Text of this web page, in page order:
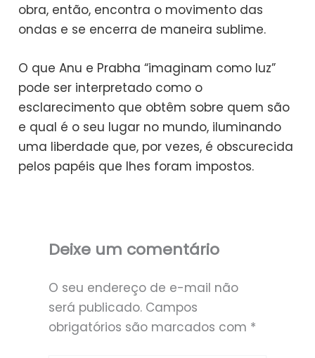
obra, então, encontra o movimento das
ondas e se encerra de maneira sublime.
O que Anu e Prabha “imaginam como luz”
pode ser interpretado como o
esclarecimento que obtêm sobre quem são
e qual é o seu lugar no mundo, iluminando
uma liberdade que, por vezes, é obscurecida
pelos papéis que lhes foram impostos.
Deixe um comentário
O seu endereço de e-mail não
será publicado. Campos
obrigatórios são marcados com *